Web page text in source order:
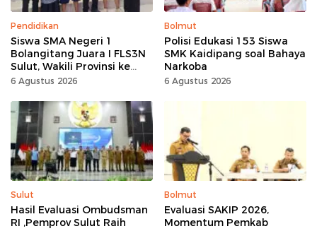
Pendidikan
Siswa SMA Negeri 1
Bolangitang Juara I FLS3N
Sulut, Wakili Provinsi ke
Tingkat Nasional
6 Agustus 2026
Bolmut
Polisi Edukasi 153 Siswa
SMK Kaidipang soal Bahaya
Narkoba
6 Agustus 2026
Sulut
Hasil Evaluasi Ombudsman
RI ,Pemprov Sulut Raih
Bolmut
Evaluasi SAKIP 2026,
Momentum Pemkab